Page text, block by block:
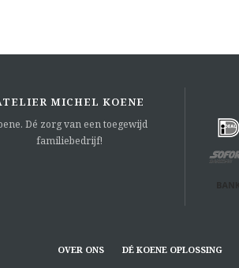
MICHEL KOENE
Dé zorg van een toegewijd
familiebedrijf!
OVER ONS DÉ KOENE OPLOSSING